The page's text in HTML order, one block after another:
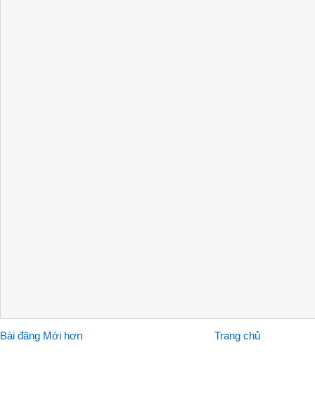
Bài đăng Mới hơn Trang chủ